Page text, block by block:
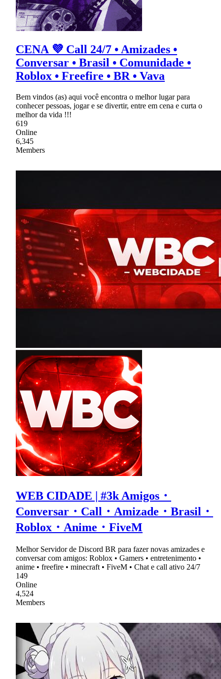
CENA 💜 Call 24/7 • Amizades •
Conversar • Brasil • Comunidade •
Roblox • Freefire • BR • Vava
Bem vindos (as) aqui você encontra o melhor lugar para
conhecer pessoas, jogar e se divertir, entre em cena e curta o
melhor da vida !!!
619
Online
6,345
Members
WEB CIDADE | #3k Amigos・
Conversar・Call・Amizade・Brasil・
Roblox・Anime・FiveM
Melhor Servidor de Discord BR para fazer novas amizades e
conversar com amigos: Roblox • Gamers • entretenimento •
anime • freefire • minecraft • FiveM • Chat e call ativo 24/7
149
Online
4,524
Members